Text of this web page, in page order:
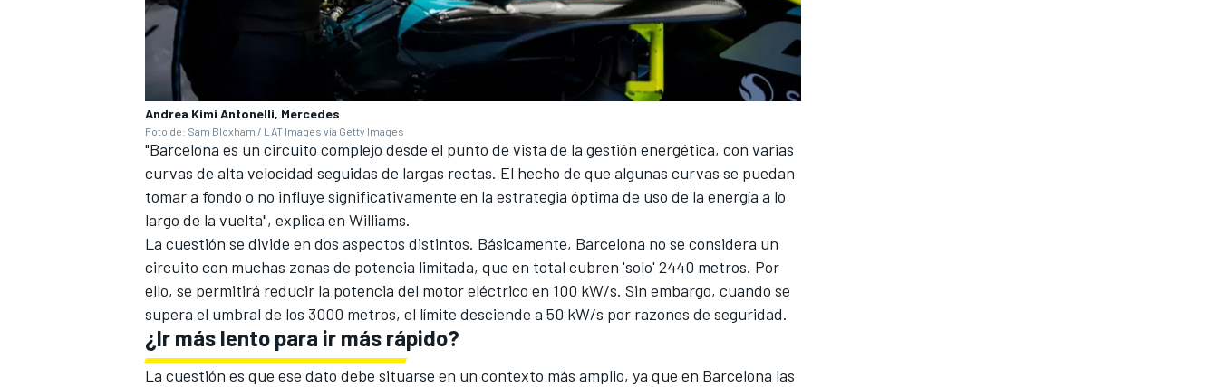
MÁS CATEGORÍAS
Andrea Kimi Antonelli, Mercedes
Foto de: Sam Bloxham / LAT Images vía Getty Images
"Barcelona es un circuito complejo desde el punto de vista de la gestión energética, con varias
curvas de alta velocidad seguidas de largas rectas. El hecho de que algunas curvas se puedan
tomar a fondo o no influye significativamente en la estrategia óptima de uso de la energía a lo
largo de la vuelta", explica en Williams.
La cuestión se divide en dos aspectos distintos. Básicamente, Barcelona no se considera un
circuito con muchas zonas de potencia limitada, que en total cubren 'solo' 2440 metros. Por
ello, se permitirá reducir la potencia del motor eléctrico en 100 kW/s. Sin embargo, cuando se
supera el umbral de los 3000 metros, el límite desciende a 50 kW/s por razones de seguridad.
¿Ir más lento para ir más rápido?
La cuestión es que ese dato debe situarse en un contexto más amplio, ya que en Barcelona las